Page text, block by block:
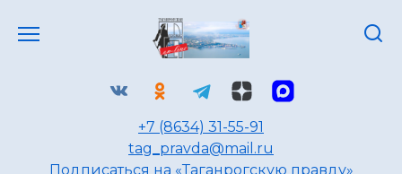
+7 (8634) 31-55-91
tag_pravda@mail.ru
Подписаться на «Таганрогскую правду»